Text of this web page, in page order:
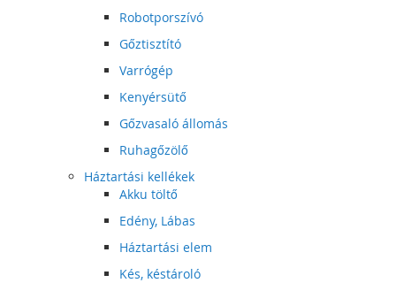
Robotporszívó
Gőztisztító
Varrógép
Kenyérsütő
Gőzvasaló állomás
Ruhagőzölő
Háztartási kellékek
Akku töltő
Edény, Lábas
Háztartási elem
Kés, késtároló